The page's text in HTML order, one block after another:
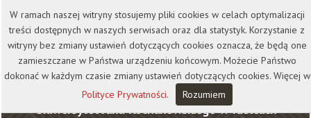
Kontakt Biblioteka
Wydawnictwo
Wirtualna Uczelnia
Uniwersytet Jana Kochanowskiego w Kielcach
W ramach naszej witryny stosujemy pliki cookies w celach optymalizacji
treści dostępnych w naszych serwisach oraz dla statystyk. Korzystanie z
witryny bez zmiany ustawień dotyczących cookies oznacza, że będą one
zamieszczane w Państwa urządzeniu końcowym. Możecie Państwo
dokonać w każdym czasie zmiany ustawień dotyczących cookies. Więcej w
Polityce Prywatności. Rozumiem